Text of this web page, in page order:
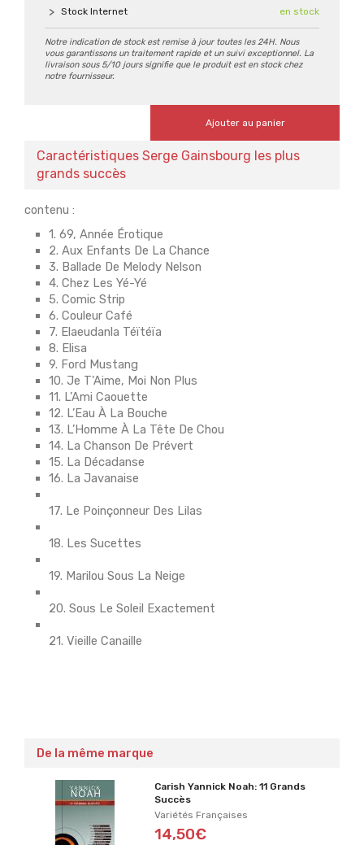
Stock Internet en stock
Notre indication de stock est remise à jour toutes les 24H. Nous
vous garantissons un traitement rapide et un suivi exceptionnel. La
livraison sous 5/10 jours signifie que le produit est en stock chez
notre fournisseur.
Ajouter au panier
Caractéristiques Serge Gainsbourg les plus
grands succès
contenu :
1. 69, Année Érotique
2. Aux Enfants De La Chance
3. Ballade De Melody Nelson
4. Chez Les Yé-Yé
5. Comic Strip
6. Couleur Café
7. Elaeudanla Téïtéïa
8. Elisa
9. Ford Mustang
10. Je T’Aime, Moi Non Plus
11. L’Ami Caouette
12. L’Eau À La Bouche
13. L’Homme À La Tête De Chou
14. La Chanson De Prévert
15. La Décadanse
16. La Javanaise
17. Le Poinçonneur Des Lilas
18. Les Sucettes
19. Marilou Sous La Neige
20. Sous Le Soleil Exactement
21. Vieille Canaille
De la même marque
Carish Yannick Noah: 11 Grands
Succès
Variétés Françaises
14,50€